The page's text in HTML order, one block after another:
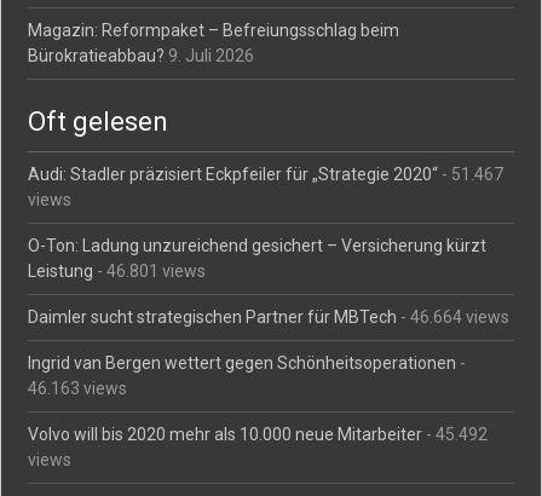
Magazin: Reformpaket – Befreiungsschlag beim
Bürokratieabbau? 9. Juli 2026
Oft gelesen
Audi: Stadler präzisiert Eckpfeiler für „Strategie 2020“ - 51.467
views
O-Ton: Ladung unzureichend gesichert – Versicherung kürzt
Leistung - 46.801 views
Daimler sucht strategischen Partner für MBTech - 46.664 views
Ingrid van Bergen wettert gegen Schönheitsoperationen -
46.163 views
Volvo will bis 2020 mehr als 10.000 neue Mitarbeiter - 45.492
views